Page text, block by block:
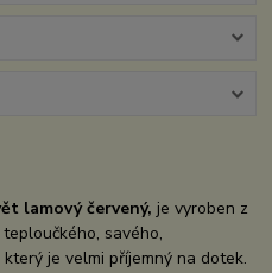
lamový červený, je vyroben z
savého,
je velmi příjemný na dotek.